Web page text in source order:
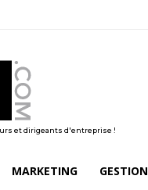
et dirigeants d'entreprise !
MARKETING GESTION